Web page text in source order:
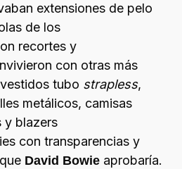
extensiones de pelo
de los
recortes y
con otras más
tubo strapless,
metálicos, camisas
blazers
con transparencias y
David Bowieaprobaría.